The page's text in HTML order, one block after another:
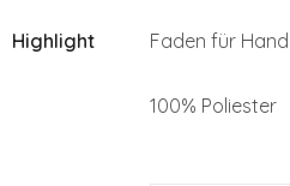
Highlight Faden für
100% Poliester